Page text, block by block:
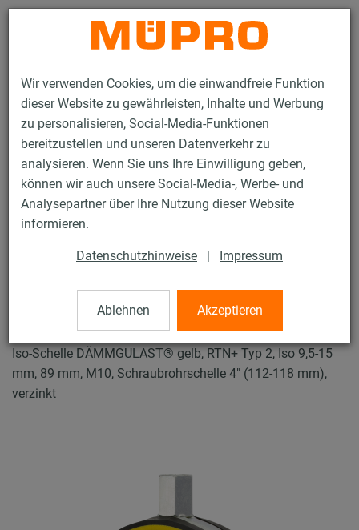
Wir verwenden Cookies, um die einwandfreie Funktion
dieser Website zu gewährleisten, Inhalte und Werbung
zu personalisieren, Social-Media-Funktionen
bereitzustellen und unseren Datenverkehr zu
analysieren. Wenn Sie uns Ihre Einwilligung geben,
können wir auch unsere Social-Media-, Werbe- und
Analysepartner über Ihre Nutzung dieser Website
informieren.
Datenschutzhinweise | Impressum
Ablehnen Akzeptieren
Kontakt
Produkte Befestigungstechnik
Schallschutz
Rohrschellen mit Schalldämmung
ISO-Schellen RTN+ Typ 2 und 4
ISO-Schellen RTN+
Typ 2 und 4
Iso-Schelle DÄMMGULAST® gelb, RTN+ Typ 2, Iso 9,5-15
mm, 89 mm, M10, Schraubrohrschelle 4" (112-118 mm),
verzinkt